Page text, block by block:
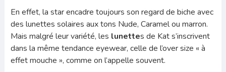
En effet, la star encadre toujours son regard de biche avec
des lunettes solaires aux tons Nude, Caramel ou marron.
Mais malgré leur variété, les lunettes de Kat s’inscrivent
dans la même tendance eyewear, celle de l’over size « à
effet mouche », comme on l’appelle souvent.